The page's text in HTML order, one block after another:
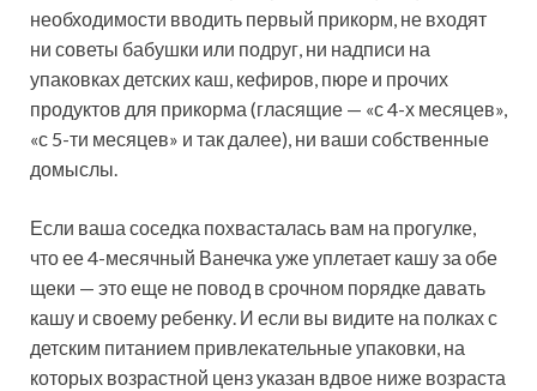
необходимости вводить первый прикорм, не входят
ни советы бабушки или подруг, ни надписи на
упаковках детских каш, кефиров, пюре и прочих
продуктов для прикорма (гласящие — «с 4-х месяцев»,
«с 5-ти месяцев» и так далее), ни ваши собственные
домыслы.
Если ваша соседка похвасталась вам на прогулке,
что ее 4-месячный Ванечка уже уплетает кашу за обе
щеки — это еще не повод в срочном порядке давать
кашу и своему ребенку. И если вы видите на полках с
детским питанием привлекательные упаковки, на
которых возрастной ценз указан вдвое ниже возраста